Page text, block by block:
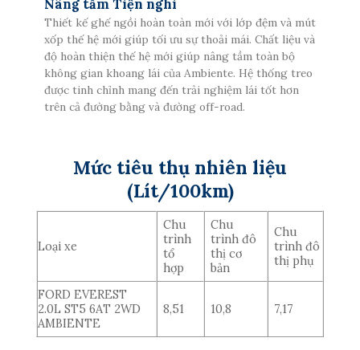
Nâng tầm Tiện nghi
Thiết kế ghế ngồi hoàn toàn mới với lớp đệm và mút
xốp thế hệ mới giúp tối ưu sự thoải mái. Chất liệu và
độ hoàn thiện thế hệ mới giúp nâng tầm toàn bộ
không gian khoang lái của Ambiente. Hệ thống treo
được tinh chỉnh mang đến trải nghiệm lái tốt hơn
trên cả đường bằng và đường off-road.
Mức tiêu thụ nhiên liệu
(Lít/100km)
Loại xe
Chu
trình
tổ
hợp
Chu
trình đô
thị cơ
bản
Chu
trình đô
thị phụ
FORD EVEREST
2.0L ST5 6AT 2WD
AMBIENTE
8,51 10,8 7,17